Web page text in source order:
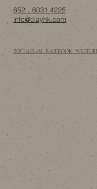
852．6031 4225
info@clayhk.com
INSTAGRAM · FACEBOOK ·